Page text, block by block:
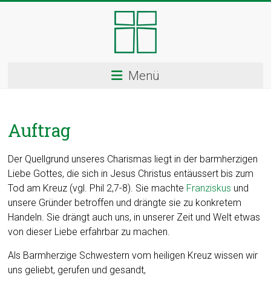
Provinz
Schweiz
Schwestern
Menü
Auftrag
Der Quellgrund unseres Charismas liegt in der barmherzigen
Liebe Gottes, die sich in Jesus Christus entäussert bis zum
Tod am Kreuz (vgl. Phil 2,7-8). Sie machte Franziskus und
unsere Gründer betroffen und drängte sie zu konkretem
Handeln. Sie drängt auch uns, in unserer Zeit und Welt etwas
von dieser Liebe erfahrbar zu machen.
Als Barmherzige Schwestern vom heiligen Kreuz wissen wir
uns geliebt, gerufen und gesandt,